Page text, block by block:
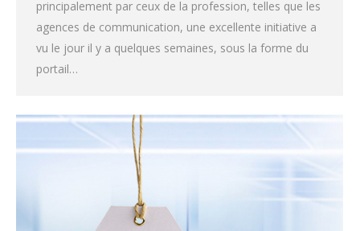
principalement par ceux de la profession, telles que les
agences de communication, une excellente initiative a
vu le jour il y a quelques semaines, sous la forme du
portail…